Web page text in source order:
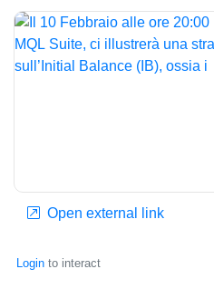
Open external link
Login to interact